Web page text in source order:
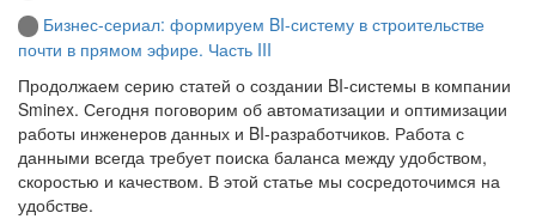
Бизнес-сериал: формируем BI-систему в строительстве
почти в прямом эфире. Часть III
Продолжаем серию статей о создании BI-системы в компании
Sminex. Сегодня поговорим об автоматизации и оптимизации
работы инженеров данных и BI-разработчиков. Работа с
данными всегда требует поиска баланса между удобством,
скоростью и качеством. В этой статье мы сосредоточимся на
удобстве.